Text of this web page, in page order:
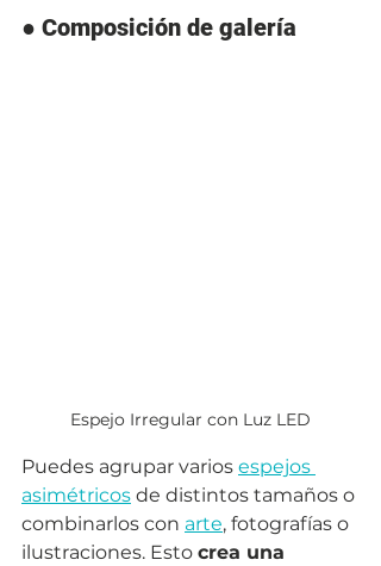
● Composición de galería
Espejo Irregular con Luz LED
Puedes agrupar varios espejos
asimétricos de distintos tamaños o
combinarlos con arte, fotografías o
ilustraciones. Esto crea una